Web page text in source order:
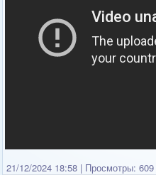
21/12/2024 18:58 | Просмотры: 609